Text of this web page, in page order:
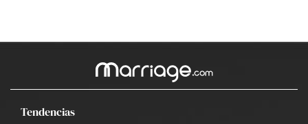
Tendencias